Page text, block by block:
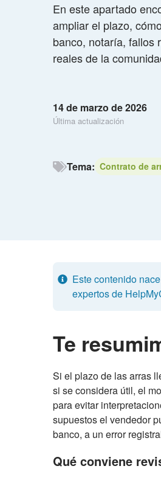
En este apartado
ampliar el plazo,
banco, notaría, fallos
reales de la
14 de marzo de 2026
Última actualización
Tema: Contrato de
Este contenido
expertos de
Te
Si el plazo de las arras
si se considera útil, el
para evitar
supuestos el vendedor
banco, a un error
Qué conviene